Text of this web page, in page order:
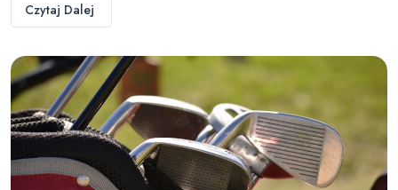
Czytaj Dalej